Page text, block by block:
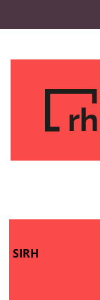
rh
SIRH